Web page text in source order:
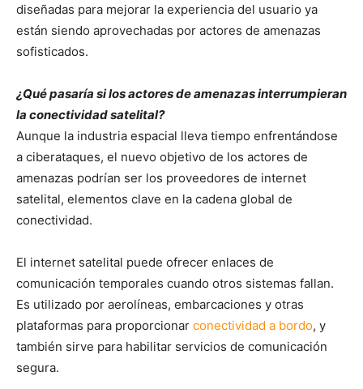
diseñadas para mejorar la experiencia del usuario ya
están siendo aprovechadas por actores de amenazas
sofisticados.
¿Qué pasaría si los actores de amenazas interrumpieran
la conectividad satelital?
Aunque la industria espacial lleva tiempo enfrentándose
a ciberataques, el nuevo objetivo de los actores de
amenazas podrían ser los proveedores de internet
satelital, elementos clave en la cadena global de
conectividad.
El internet satelital puede ofrecer enlaces de
comunicación temporales cuando otros sistemas fallan.
Es utilizado por aerolíneas, embarcaciones y otras
plataformas para proporcionar conectividad a bordo, y
también sirve para habilitar servicios de comunicación
segura.